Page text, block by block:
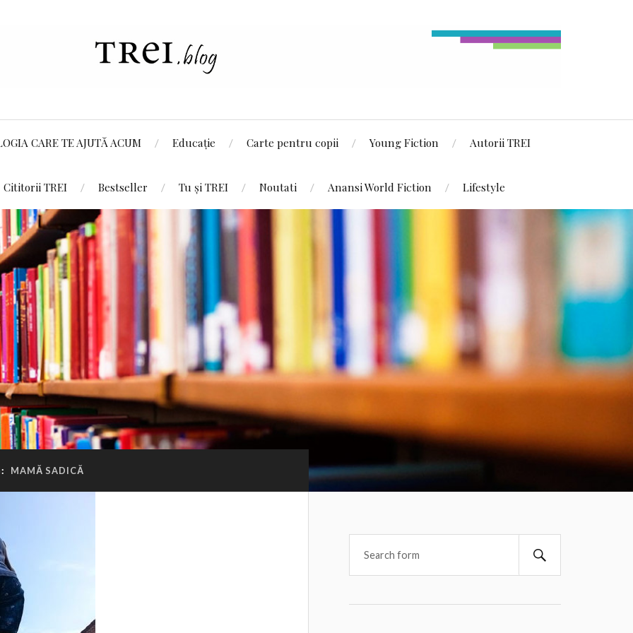
CARE TE AJUTĂ ACUM Educație Carte pentru copii Young Fiction Autorii TREI
Cititorii TREI Bestseller Tu și TREI Noutati Anansi World Fiction Lifestyle
MAMĂ SADICĂ